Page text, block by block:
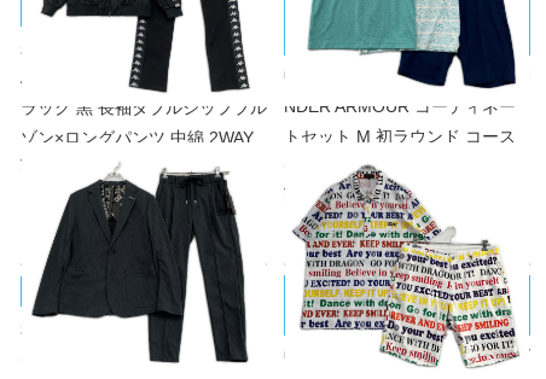
Kappa/カッパ
未使用品 メンズ カッパゴルフ K
APPA GOLF セットアップ M ブ
ラック 黒 長袖ダブルジップブル
ゾン×ロングパンツ 中綿 2WAY
¥11,000 税込
UNDER ARMOUR/アンダーアーマ
中古 メンズ アンダーアーマー U
NDER ARMOUR コーディネー
トセット M 初ラウンド コース
デビュー
¥7,700 税込
muta MARINE/ムータマリン
未使用品 メンズ ムータマリン
muta MARINE セットアップ S
DANCE WITH DRAGON/ダンスウ
ィズドラゴン
中古 メンズ ダンスウィズドラゴ